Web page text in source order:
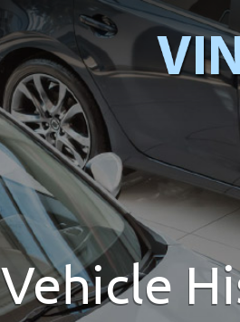
Vehicle